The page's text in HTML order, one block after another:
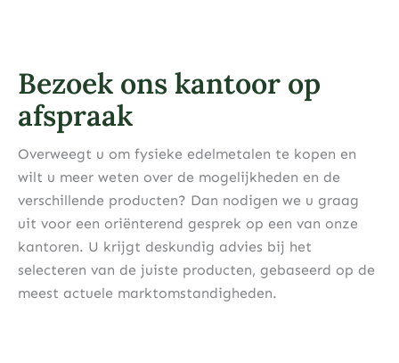
Bezoek ons kantoor op
afspraak
Overweegt u om fysieke edelmetalen te kopen en
wilt u meer weten over de mogelijkheden en de
verschillende producten? Dan nodigen we u graag
uit voor een oriënterend gesprek op een van onze
kantoren. U krijgt deskundig advies bij het
selecteren van de juiste producten, gebaseerd op de
meest actuele marktomstandigheden.